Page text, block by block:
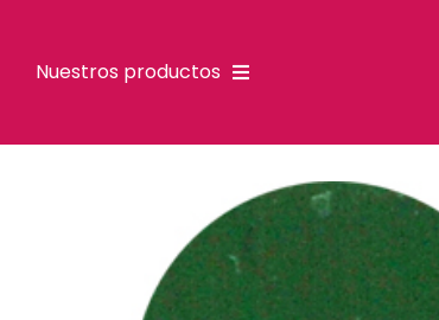
Nuestros productos